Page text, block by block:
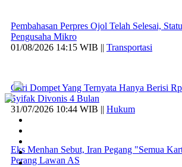
Pembahasan Perpres Ojol Telah Selesai,
Pengusaha Mikro
01/08/2026 14:15 WIB || Transportasi
Curi Dompet Yang Ternyata Hanya Berisi
Syifak Divonis 4 Bulan
31/07/2026 10:44 WIB || Hukum
Eks Menhan Sebut, Iran Pegang "Semua
Perang Lawan AS